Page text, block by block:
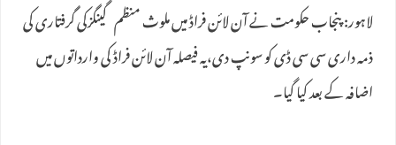
لاہور: پنجاب حکومت نے آن لائن فراڈ میں ملوث منظم گینگزکی گرفتاری کی
ذمہ داری سی سی ڈی کو سونپ دی،یہ فیصلہ آن لائن فراڈ کی وارداتوں میں
اضافہ کے بعد کیا گیا۔